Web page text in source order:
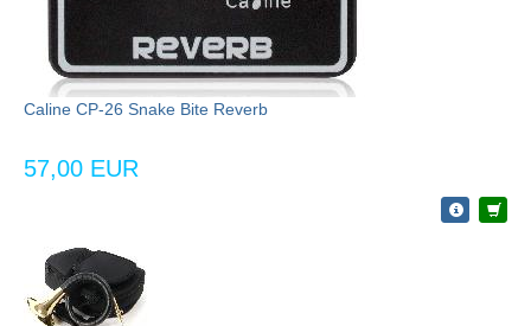
Caline CP-26 Snake Bite Reverb
57,00 EUR